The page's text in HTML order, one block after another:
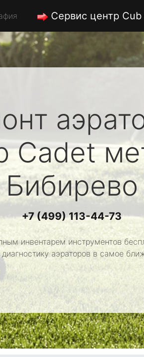
Сервис центр
Cadet
Бибирево
+7 (499) 113-44-73
инвентарем инструментов
аэраторов в самое